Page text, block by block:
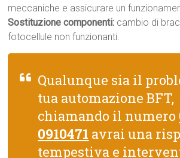
meccaniche e assicurare un
Sostituzione componenti: cambio di
fotocellule non funzionanti.
Qualunque sia il
tua automazione BFT,
chiamando il numero
0910471 avrai una
tempestiva e